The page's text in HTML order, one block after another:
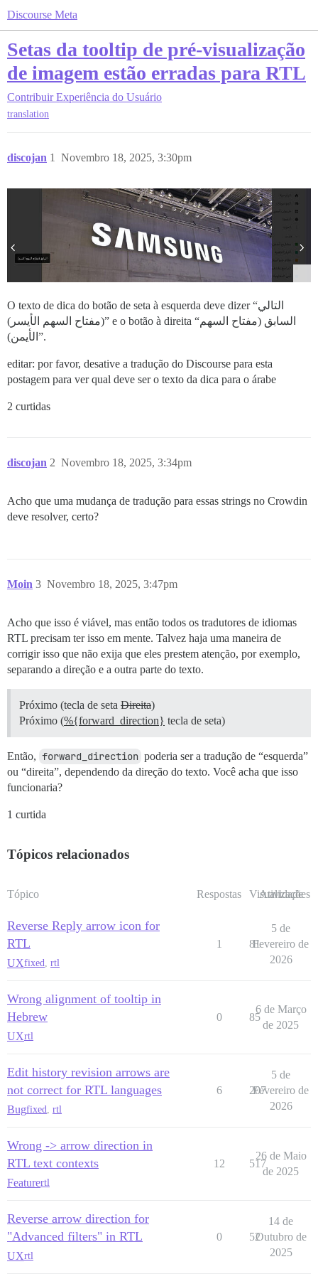
Discourse Meta
Setas da tooltip de pré-visualização
de imagem estão erradas para RTL
Contribuir Experiência do Usuário
translation
discojan Novembro 18, 2025, 3:30pm
1
O texto de dica do botão de seta à esquerda deve dizer “التالي
(مفتاح السهم الأيسر)” e o botão à direita “السابق (مفتاح السهم
الأيمن)”.
editar: por favor, desative a tradução do Discourse para esta
postagem para ver qual deve ser o texto da dica para o árabe
2 curtidas
discojan Novembro 18, 2025, 3:34pm
2
Acho que uma mudança de tradução para essas strings no Crowdin
deve resolver, certo?
Moin Novembro 18, 2025, 3:47pm
3
Acho que isso é viável, mas então todos os tradutores de idiomas
RTL precisam ter isso em mente. Talvez haja uma maneira de
corrigir isso que não exija que eles prestem atenção, por exemplo,
separando a direção e a outra parte do texto.
Próximo (tecla de seta Direita)
Próximo (%{forward_direction} tecla de seta)
Então, forward_direction poderia ser a tradução de “esquerda”
ou “direita”, dependendo da direção do texto. Você acha que isso
funcionaria?
1 curtida
Tópicos relacionados
Tópico Respostas Visualizações
Atividade
Reverse Reply arrow icon for
RTL
UXfixed, rtl
1 81
5 de
Fevereiro de
2026
Wrong alignment of tooltip in
Hebrew
UXrtl
0 85
6 de Março
de 2025
Edit history revision arrows are
not correct for RTL languages
Bugfixed, rtl
6 207
5 de
Fevereiro de
2026
Wrong -> arrow direction in
RTL text contexts
Featurertl
12 517
26 de Maio
de 2025
Reverse arrow direction for
"Advanced filters" in RTL
UXrtl
0 52
14 de
Outubro de
2025